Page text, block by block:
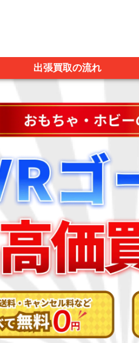
出張買取の流れ